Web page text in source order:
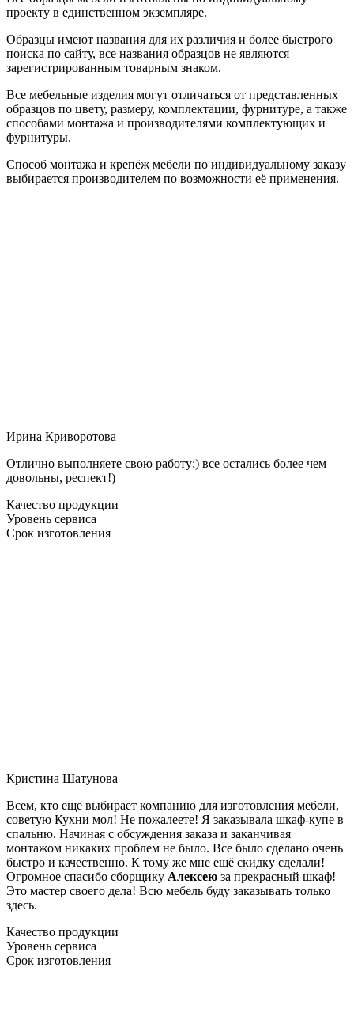
проекту в единственном экземпляре.
Образцы имеют названия для их различия и более быстрого
поиска по сайту, все названия образцов не являются
зарегистрированным товарным знаком.
Все мебельные изделия могут отличаться от представленных
образцов по цвету, размеру, комплектации, фурнитуре, а также
способами монтажа и производителями комплектующих и
фурнитуры.
Способ монтажа и крепёж мебели по индивидуальному заказу
выбирается производителем по возможности её применения.
Ирина Криворотова
Отлично выполняете свою работу:) все остались более чем
довольны, респект!)
Качество продукции
Уровень сервиса
Срок изготовления
Кристина Шатунова
Всем, кто еще выбирает компанию для изготовления мебели,
советую Кухни мол! Не пожалеете! Я заказывала шкаф-купе в
спальню. Начиная с обсуждения заказа и заканчивая
монтажом никаких проблем не было. Все было сделано очень
быстро и качественно. К тому же мне ещё скидку сделали!
Огромное спасибо сборщику Алексею за прекрасный шкаф!
Это мастер своего дела! Всю мебель буду заказывать только
здесь.
Качество продукции
Уровень сервиса
Срок изготовления